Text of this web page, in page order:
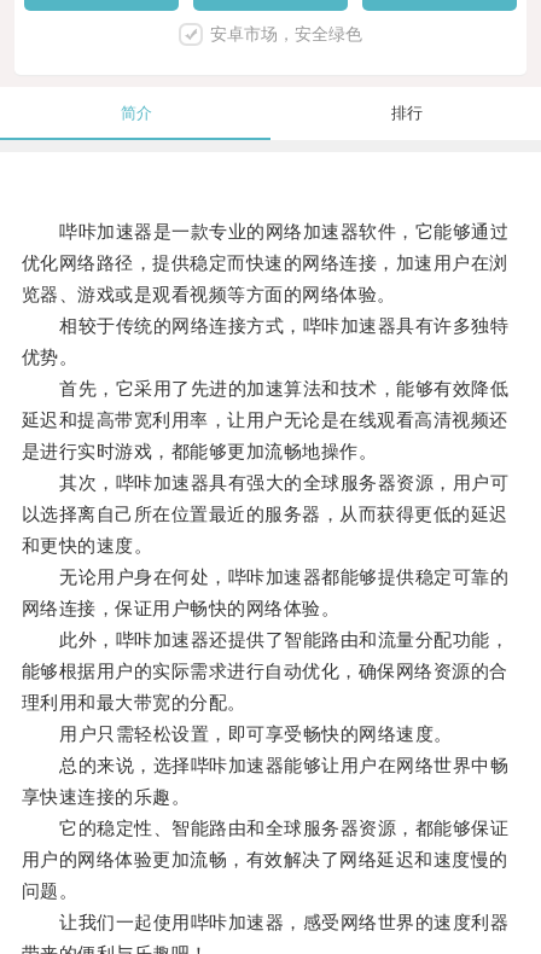
安卓市场，安全绿色
简介 排行
哔咔加速器是一款专业的网络加速器软件，它能够通过
优化网络路径，提供稳定而快速的网络连接，加速用户在浏
览器、游戏或是观看视频等方面的网络体验。
相较于传统的网络连接方式，哔咔加速器具有许多独特
优势。
首先，它采用了先进的加速算法和技术，能够有效降低
延迟和提高带宽利用率，让用户无论是在线观看高清视频还
是进行实时游戏，都能够更加流畅地操作。
其次，哔咔加速器具有强大的全球服务器资源，用户可
以选择离自己所在位置最近的服务器，从而获得更低的延迟
和更快的速度。
无论用户身在何处，哔咔加速器都能够提供稳定可靠的
网络连接，保证用户畅快的网络体验。
此外，哔咔加速器还提供了智能路由和流量分配功能，
能够根据用户的实际需求进行自动优化，确保网络资源的合
理利用和最大带宽的分配。
用户只需轻松设置，即可享受畅快的网络速度。
总的来说，选择哔咔加速器能够让用户在网络世界中畅
享快速连接的乐趣。
它的稳定性、智能路由和全球服务器资源，都能够保证
用户的网络体验更加流畅，有效解决了网络延迟和速度慢的
问题。
让我们一起使用哔咔加速器，感受网络世界的速度利器